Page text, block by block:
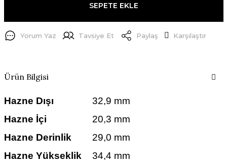
SEPETE EKLE
Yorum Yaz Tavsiye Et Paylaş Karşılaştır
Ürün Bilgisi
Hazne Dışı
32,9 mm
Hazne İçi
20,3 mm
Hazne Derinlik
29,0 mm
Hazne Yükseklik
34,4 mm